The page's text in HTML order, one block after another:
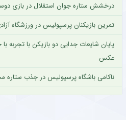
درخشش ستاره جوان استقلال در بازی
تمرین بازیکنان پرسپولیس در ورزشگاه
پایان شایعات جدایی دو بازیکن با تجربه
عکس
ناکامی باشگاه پرسپولیس در جذب